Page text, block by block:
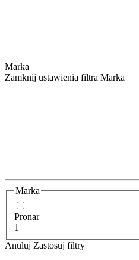
Marka
Zamknij ustawienia filtra Marka
Marka
Pronar
1
Anuluj Zastosuj filtry